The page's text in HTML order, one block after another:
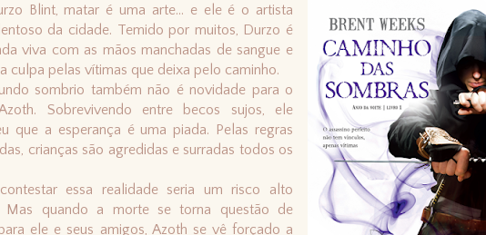
Blint, matar é uma arte... e ele é o artista
da cidade. Temido por muitos, Durzo é
viva com as mãos manchadas de sangue e
culpa pelas vítimas que deixa pelo caminho.
sombrio também não é novidade para o
Sobrevivendo entre becos sujos, ele
que a esperança é uma piada. Pelas regras
crianças são agredidas e surradas todos os
essa realidade seria um risco alto
Mas quando a morte se torna questão de
ele e seus amigos, Azoth se vê forçado a